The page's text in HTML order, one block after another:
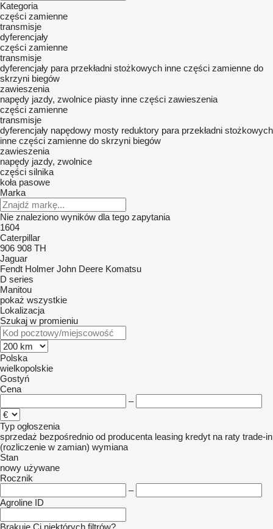
Kategoria
części zamienne
transmisje
dyferencjały
części zamienne
transmisje
dyferencjały para przekładni stożkowych inne części zamienne do
skrzyni biegów
zawieszenia
napędy jazdy, zwolnice piasty inne części zawieszenia
części zamienne
transmisje
dyferencjały napędowy mosty reduktory para przekładni stożkowych
inne części zamienne do skrzyni biegów
zawieszenia
napędy jazdy, zwolnice
części silnika
koła pasowe
Marka
Nie znaleziono wyników dla tego zapytania
1604
Caterpillar
906 908 TH
Jaguar
Fendt Holmer John Deere Komatsu
D series
Manitou
pokaż wszystkie
Lokalizacja
Szukaj w promieniu
Polska
wielkopolskie
Gostyń
Cena
–
Typ ogłoszenia
sprzedaż bezpośrednio od producenta leasing kredyt na raty trade-in
(rozliczenie w zamian) wymiana
Stan
nowy używane
Rocznik
–
Agroline ID
Brakuje Ci niektórych filtrów?